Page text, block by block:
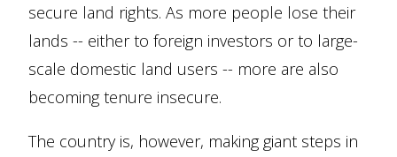
secure land rights. As more people lose their
lands -- either to foreign investors or to large-
scale domestic land users -- more are also
becoming tenure insecure.
The country is, however, making giant steps in